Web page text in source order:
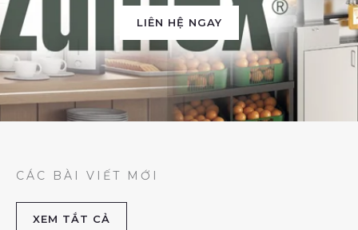
LIÊN HỆ NGAY
CÁC BÀI VIẾT MỚI
XEM TẮT CẢ